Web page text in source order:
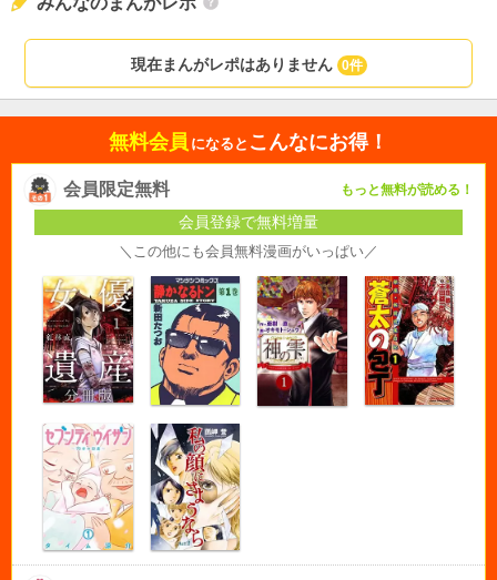
現在まんがレポはありません 0件
無料会員 になると こんなにお得！
会員限定無料 もっと無料が読める！
会員登録で無料増量
＼この他にも会員無料漫画がいっぱい／